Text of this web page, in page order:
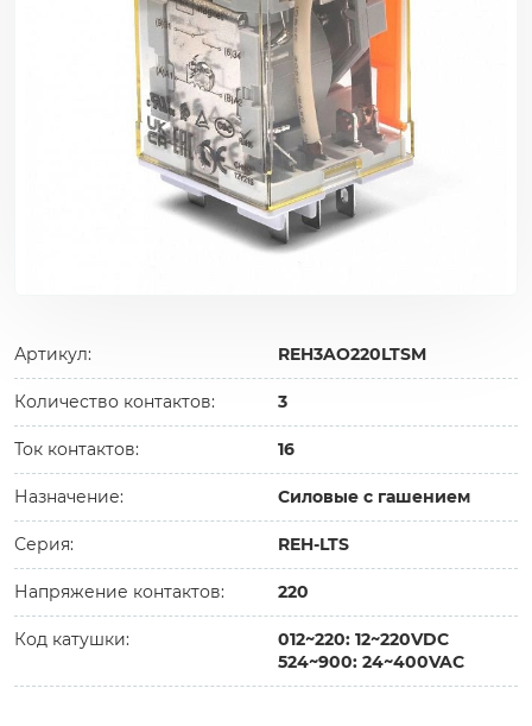
Артикул: REH3AO220LTSM
Количество контактов: 3
Ток контактов: 16
Назначение: Силовые с гашением
Серия: REH-LTS
Напряжение контактов: 220
Код катушки:
012~220: 12~220VDC
524~900: 24~400VAC